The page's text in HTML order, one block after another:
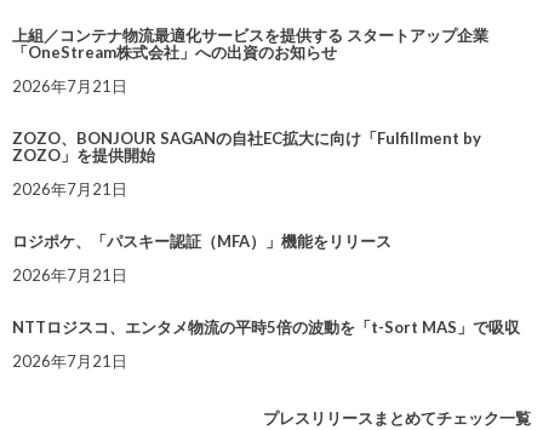
上組／コンテナ物流最適化サービスを提供する スタートアップ企業
「OneStream株式会社」への出資のお知らせ
2026年7月21日
ZOZO、BONJOUR SAGANの自社EC拡大に向け「Fulfillment by
ZOZO」を提供開始
2026年7月21日
ロジポケ、「パスキー認証（MFA）」機能をリリース
2026年7月21日
NTTロジスコ、エンタメ物流の平時5倍の波動を「t-Sort MAS」で吸収
2026年7月21日
プレスリリースまとめてチェック一覧